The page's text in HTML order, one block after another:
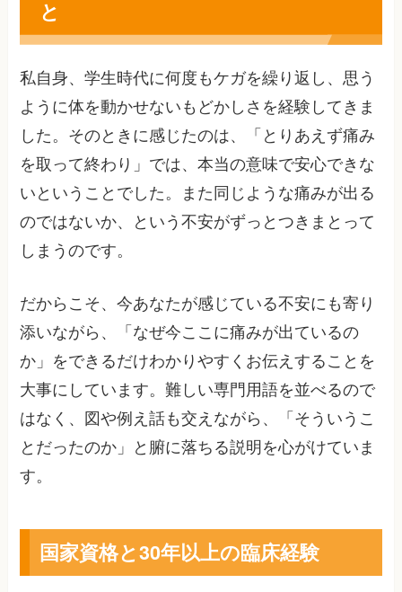
と
私自身、学生時代に何度もケガを繰り返し、思う
ように体を動かせないもどかしさを経験してきま
した。そのときに感じたのは、「とりあえず痛み
を取って終わり」では、本当の意味で安心できな
いということでした。また同じような痛みが出る
のではないか、という不安がずっとつきまとって
しまうのです。
だからこそ、今あなたが感じている不安にも寄り
添いながら、「なぜ今ここに痛みが出ているの
か」をできるだけわかりやすくお伝えすることを
大事にしています。難しい専門用語を並べるので
はなく、図や例え話も交えながら、「そういうこ
とだったのか」と腑に落ちる説明を心がけていま
す。
国家資格と30年以上の臨床経験